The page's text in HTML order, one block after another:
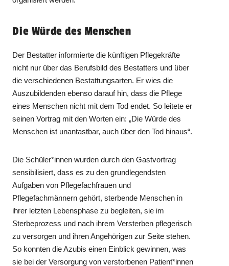
Die Würde des Menschen
Der Bestatter informierte die künftigen Pflegekräfte
nicht nur über das Berufsbild des Bestatters und über
die verschiedenen Bestattungsarten. Er wies die
Auszubildenden ebenso darauf hin, dass die Pflege
eines Menschen nicht mit dem Tod endet. So leitete er
seinen Vortrag mit den Worten ein: „Die Würde des
Menschen ist unantastbar, auch über den Tod hinaus“.
Die Schüler*innen wurden durch den Gastvortrag
sensibilisiert, dass es zu den grundlegendsten
Aufgaben von Pflegefachfrauen und
Pflegefachmännern gehört, sterbende Menschen in
ihrer letzten Lebensphase zu begleiten, sie im
Sterbeprozess und nach ihrem Versterben pflegerisch
zu versorgen und ihren Angehörigen zur Seite stehen.
So konnten die Azubis einen Einblick gewinnen, was
sie bei der Versorgung von verstorbenen Patient*innen